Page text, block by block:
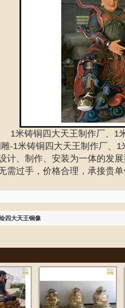
1米铸铜四大天王制作厂、1
-1米铸铜四大天王制作厂、1
计、制作、安装为一体的发
需过手，价格合理，承接贵
四大天王铜像